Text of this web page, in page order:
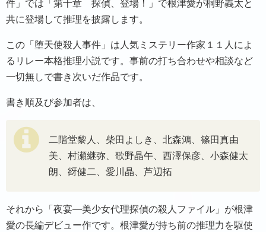
件」では「第十章 探偵、登場！」で根津愛が桐野義太と
共に登場して推理を披露します。
この「堕天使殺人事件」は人気ミステリー作家１１人によ
るリレー本格推理小説です。事前の打ち合わせや相談など
一切無しで書き次いだ作品です。
書き順及び参加者は、
二階堂黎人、柴田よしき、北森鴻、篠田真由
美、村瀬継弥、歌野晶午、西澤保彦、小森健太
朗、谺健二、愛川晶、芦辺拓
それから「夜宴—美少女代理探偵の殺人ファイル」が根津
愛の長編デビュー作です。根津愛が持ち前の推理力を駆使